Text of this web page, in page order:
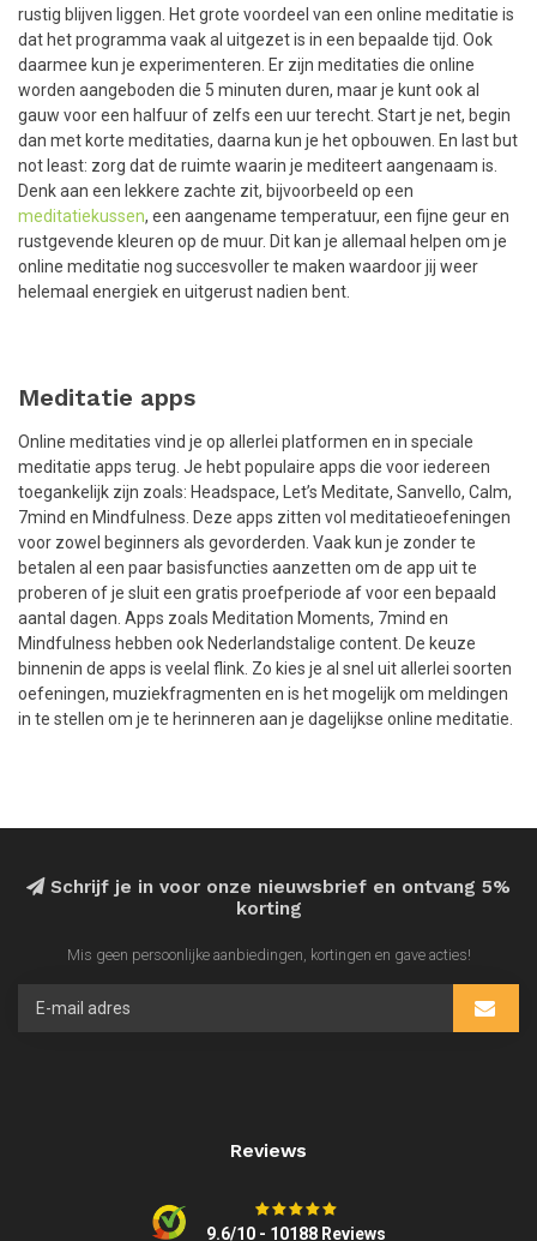
rustig blijven liggen. Het grote voordeel van een online meditatie is
dat het programma vaak al uitgezet is in een bepaalde tijd. Ook
daarmee kun je experimenteren. Er zijn meditaties die online
worden aangeboden die 5 minuten duren, maar je kunt ook al
gauw voor een halfuur of zelfs een uur terecht. Start je net, begin
dan met korte meditaties, daarna kun je het opbouwen. En last but
not least: zorg dat de ruimte waarin je mediteert aangenaam is.
Denk aan een lekkere zachte zit, bijvoorbeeld op een
meditatiekussen, een aangename temperatuur, een fijne geur en
rustgevende kleuren op de muur. Dit kan je allemaal helpen om je
online meditatie nog succesvoller te maken waardoor jij weer
helemaal energiek en uitgerust nadien bent.
Meditatie apps
Online meditaties vind je op allerlei platformen en in speciale
meditatie apps terug. Je hebt populaire apps die voor iedereen
toegankelijk zijn zoals: Headspace, Let’s Meditate, Sanvello, Calm,
7mind en Mindfulness. Deze apps zitten vol meditatieoefeningen
voor zowel beginners als gevorderden. Vaak kun je zonder te
betalen al een paar basisfuncties aanzetten om de app uit te
proberen of je sluit een gratis proefperiode af voor een bepaald
aantal dagen. Apps zoals Meditation Moments, 7mind en
Mindfulness hebben ook Nederlandstalige content. De keuze
binnenin de apps is veelal flink. Zo kies je al snel uit allerlei soorten
oefeningen, muziekfragmenten en is het mogelijk om meldingen
in te stellen om je te herinneren aan je dagelijkse online meditatie.
Schrijf je in voor onze nieuwsbrief en ontvang 5%
korting
Mis geen persoonlijke aanbiedingen, kortingen en gave acties!
Reviews
9.6/10 - 10188 Reviews